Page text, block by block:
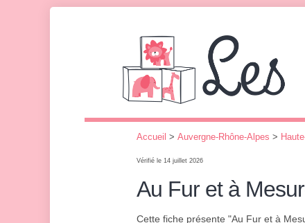
Accueil > Auvergne-Rhône-Alpes >
Vérifié le 14 juillet 2026
Au Fur et à
Cette fiche présente "Au Fur et à